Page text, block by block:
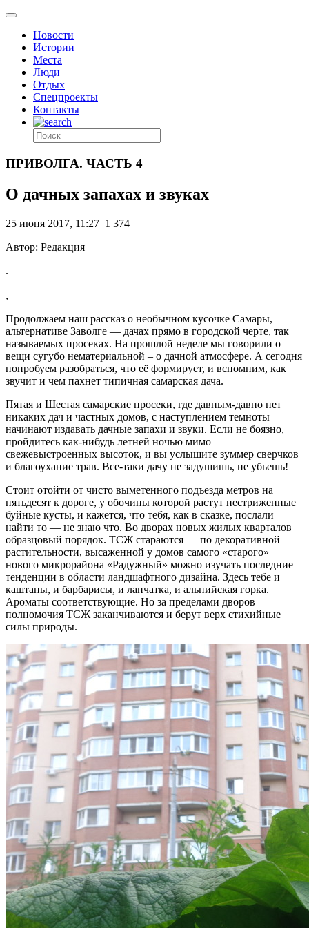
Новости
Истории
Места
Люди
Отдых
Спецпроекты
Контакты
ПРИВОЛГА. ЧАСТЬ 4
О дачных запахах и звуках
25 июня 2017, 11:27 1 374
Автор: Редакция
.
,
Продолжаем наш рассказ о необычном кусочке Самары,
альтернативе Заволге — дачах прямо в городской черте, так
называемых просеках. На прошлой неделе мы говорили о
вещи сугубо нематериальной – о дачной атмосфере. А сегодня
попробуем разобраться, что её формирует, и вспомним, как
звучит и чем пахнет типичная самарская дача.
Пятая и Шестая самарские просеки, где давным-давно нет
никаких дач и частных домов, с наступлением темноты
начинают издавать дачные запахи и звуки. Если не боязно,
пройдитесь как-нибудь летней ночью мимо
свежевыстроенных высоток, и вы услышите зуммер сверчков
и благоухание трав. Все-таки дачу не задушишь, не убьешь!
Стоит отойти от чисто выметенного подъезда метров на
пятьдесят к дороге, у обочины которой растут нестриженные
буйные кусты, и кажется, что тебя, как в сказке, послали
найти то — не знаю что. Во дворах новых жилых кварталов
образцовый порядок. ТСЖ стараются — по декоративной
растительности, высаженной у домов самого «старого»
нового микрорайона «Радужный» можно изучать последние
тенденции в области ландшафтного дизайна. Здесь тебе и
каштаны, и барбарисы, и лапчатка, и альпийская горка.
Ароматы соответствующие. Но за пределами дворов
полномочия ТСЖ заканчиваются и берут верх стихийные
силы природы.